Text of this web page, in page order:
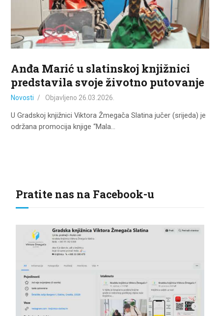
ODJELI
DOKUMENTI
KONTAKT
Anđa Marić u slatinskoj knjižnici
predstavila svoje životno putovanje
Novosti Objavljeno 26.03.2026.
U Gradskoj knjižnici Viktora Žmegača Slatina jučer (srijeda) je
održana promocija knjige “Mala…
Pratite nas na Facebook-u